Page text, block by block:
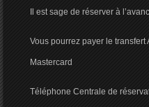
Il est sage de réserver à
Vous pourrez payer le
Mastercard
Téléphone Centrale de